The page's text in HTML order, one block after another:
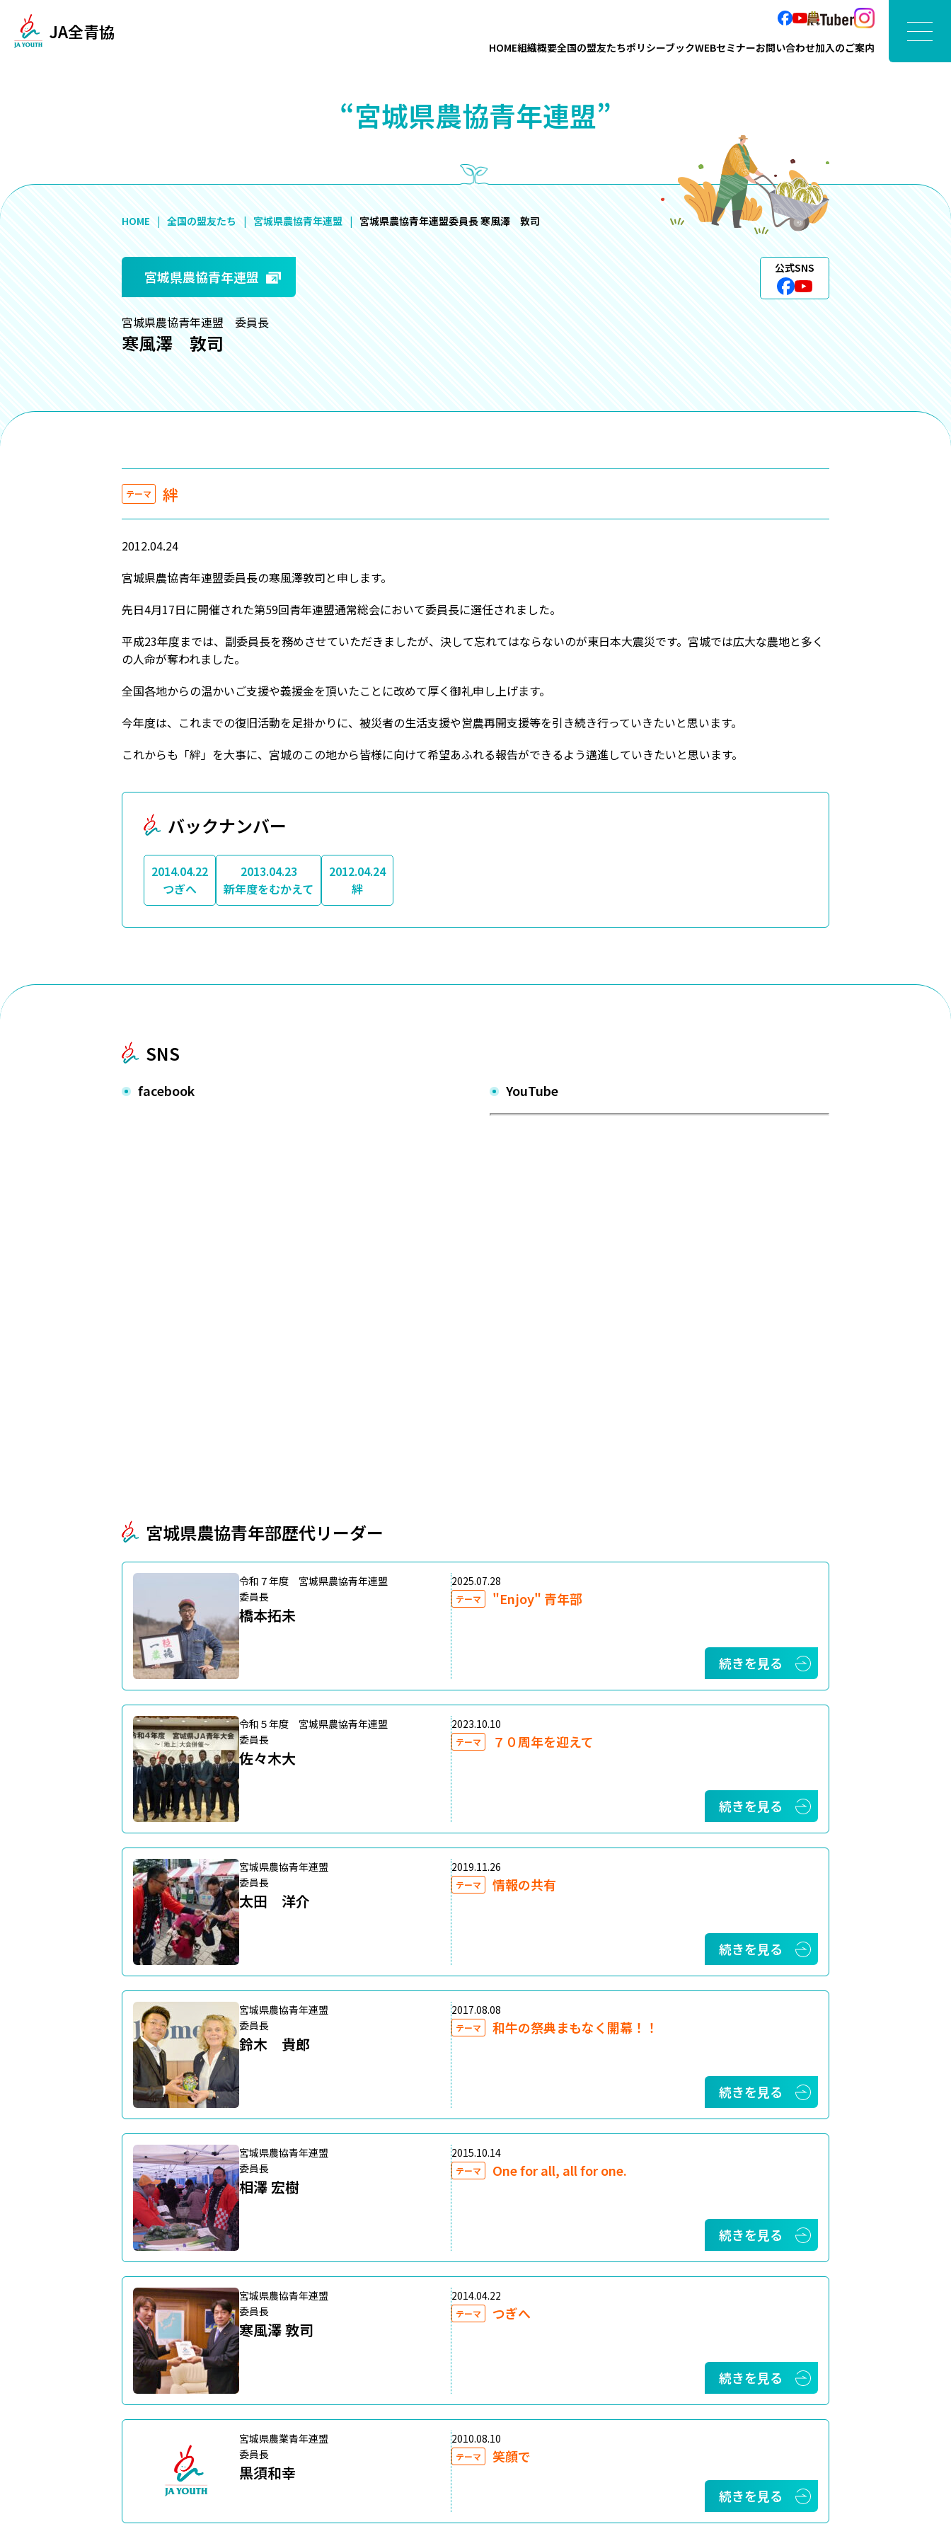
JA全青協
HOME組織概要全国の盟友たちポリシーブックWEBセミナーお問い合わせ加入のご案内
“宮城県農協青年連盟”
HOME 全国の盟友たち 宮城県農協青年連盟 宮城県農協青年連盟委員長 寒風澤 敦司
宮城県農協青年連盟 公式SNS
宮城県農協青年連盟 委員長
寒風澤 敦司
テーマ 絆
2012.04.24
宮城県農協青年連盟委員長の寒風澤敦司と申します。
先日4月17日に開催された第59回青年連盟通常総会において委員長に選任されました。
平成23年度までは、副委員長を務めさせていただきましたが、決して忘れてはならないのが東日本大震災です。宮城では広大な農地と多く
の人命が奪われました。
全国各地からの温かいご支援や義援金を頂いたことに改めて厚く御礼申し上げます。
今年度は、これまでの復旧活動を足掛かりに、被災者の生活支援や営農再開支援等を引き続き行っていきたいと思います。
これからも「絆」を大事に、宮城のこの地から皆様に向けて希望あふれる報告ができるよう邁進していきたいと思います。
バックナンバー
2014.04.22
つぎへ
2013.04.23
新年度をむかえて
2012.04.24
絆
SNS
facebook YouTube
宮城県農協青年部歴代リーダー
令和７年度 宮城県農協青年連盟
委員長
橋本拓未
2025.07.28
テーマ "Enjoy" 青年部
続きを見る
令和５年度 宮城県農協青年連盟
委員長
佐々木大
2023.10.10
テーマ ７０周年を迎えて
続きを見る
宮城県農協青年連盟
委員長
太田 洋介
2019.11.26
テーマ 情報の共有
続きを見る
宮城県農協青年連盟
委員長
鈴木 貴郎
2017.08.08
テーマ 和牛の祭典まもなく開幕！！
続きを見る
宮城県農協青年連盟
委員長
相澤 宏樹
2015.10.14
テーマ One for all, all for one.
続きを見る
宮城県農協青年連盟
委員長
寒風澤 敦司
2014.04.22
テーマ つぎへ
続きを見る
宮城県農業青年連盟
委員長
黒須和幸
2010.08.10
テーマ 笑顔で
続きを見る